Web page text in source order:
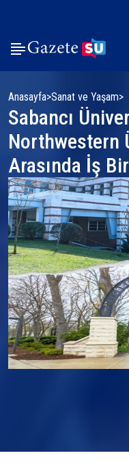
Anasayfa Sanat ve Yaşam
Sabancı
Northwestern
Arasında İş